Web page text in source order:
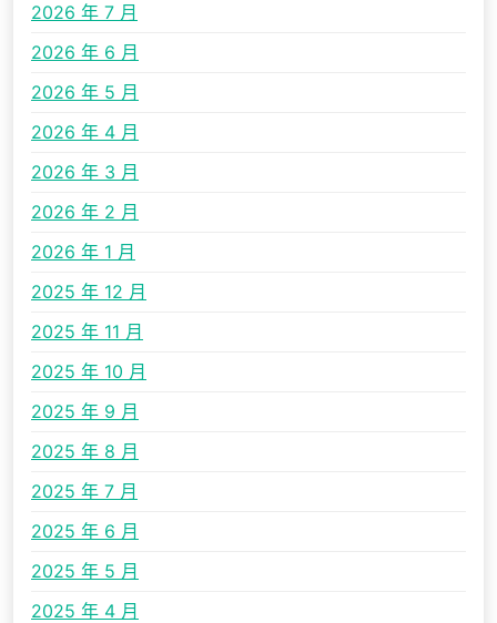
2026 年 7 月
2026 年 6 月
2026 年 5 月
2026 年 4 月
2026 年 3 月
2026 年 2 月
2026 年 1 月
2025 年 12 月
2025 年 11 月
2025 年 10 月
2025 年 9 月
2025 年 8 月
2025 年 7 月
2025 年 6 月
2025 年 5 月
2025 年 4 月